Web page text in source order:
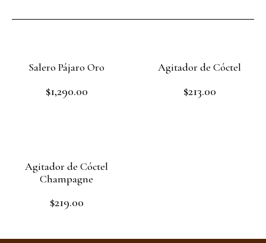
Salero Pájaro Oro
Rated
$1,290.00
Agitador de Cóctel
Rated
$213.00
Agitador de Cóctel
Champagne
Rated
5
$219.00